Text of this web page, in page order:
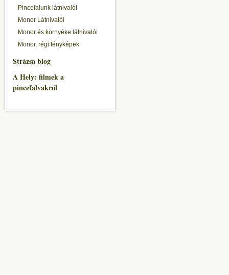
Pincefalunk látnivalói
Monor Látnivalói
Monor és környéke látnivalói
Monor, régi fényképek
Strázsa blog
A Hely: filmek a
pincefalvakról